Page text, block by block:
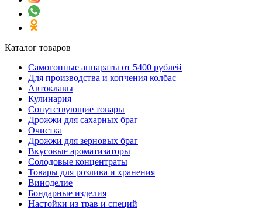
Каталог товаров
Самогонные аппараты от 5400 рублей
Для производства и копчения колбас
Автоклавы
Кулинария
Сопутствующие товары
Дрожжи для сахарных браг
Очистка
Дрожжи для зерновых браг
Вкусовые ароматизаторы
Солодовые концентраты
Товары для розлива и хранения
Виноделие
Бондарные изделия
Настойки из трав и специй